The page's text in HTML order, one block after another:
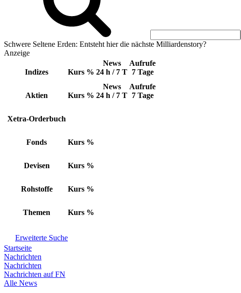
Schwere Seltene Erden: Entsteht hier die nächste Milliardenstory?
Anzeige
Indizes Kurs %
News
24 h / 7 T
Aufrufe
7 Tage
Aktien Kurs %
News
24 h / 7 T
Aufrufe
7 Tage
Xetra-Orderbuch
Fonds Kurs %
Devisen Kurs %
Rohstoffe Kurs %
Themen Kurs %
Erweiterte Suche
Startseite
Nachrichten
Nachrichten
Nachrichten auf FN
Alle News